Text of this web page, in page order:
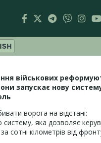
військових
запускає нову
ворога на відстані:
систему, яка дозволяє
сотні кілометрів від